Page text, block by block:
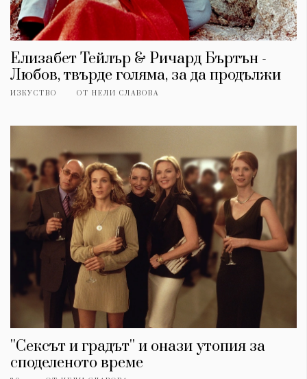
Елизабет Тейлър & Ричард Бъртън -
Любов, твърде голяма, за да продължи
ИЗКУСТВО ОТ НЕЛИ СЛАВОВА
''Сексът и градът'' и онази утопия за
споделеното време